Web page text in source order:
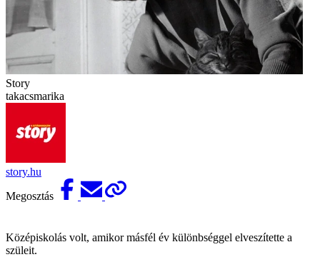
Story
takacsmarika
story.hu
Megosztás
Középiskolás volt, amikor másfél év különbséggel elveszítette a
szüleit.